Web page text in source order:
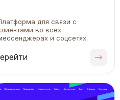
для связи с
во всех
и соцсетях.